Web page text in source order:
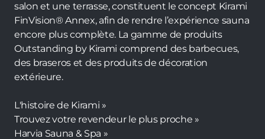
salon et une terrasse, constituent le concept Kirami
FinVision® Annex, afin de rendre l’expérience sauna
encore plus complète. La gamme de produits
Outstanding by Kirami comprend des barbecues,
des braseros et des produits de décoration
extérieure.
L'histoire de Kirami »
Trouvez votre revendeur le plus proche »
Harvia Sauna & Spa »